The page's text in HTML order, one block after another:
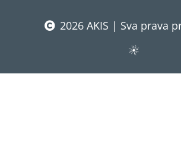
2026 AKIS | Sva prava